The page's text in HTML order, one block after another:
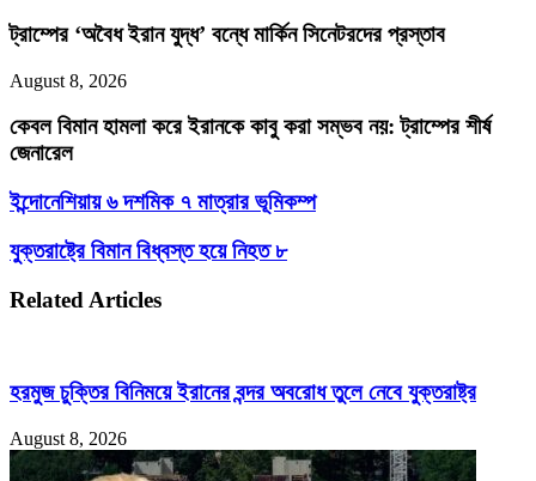
ট্রাম্পের ‘অবৈধ ইরান যুদ্ধ’ বন্ধে মার্কিন সিনেটরদের প্রস্তাব
August 8, 2026
কেবল বিমান হামলা করে ইরানকে কাবু করা সম্ভব নয়: ট্রাম্পের শীর্ষ
জেনারেল
ইন্দোনেশিয়ায়
দশমিক
৭
ভূমিকম্প
ইন্দোনেশিয়ায় ৬ দশমিক ৭ মাত্রার ভূমিকম্প
যুক্তরাষ্ট্রে
বিমান
বিধ্বস্ত
হয়ে
যুক্তরাষ্ট্রে বিমান বিধ্বস্ত হয়ে নিহত ৮
Related Articles
হরমুজ চুক্তির বিনিময়ে ইরানের বন্দর অবরোধ তুলে নেবে যুক্তরাষ্ট্র
August 8, 2026